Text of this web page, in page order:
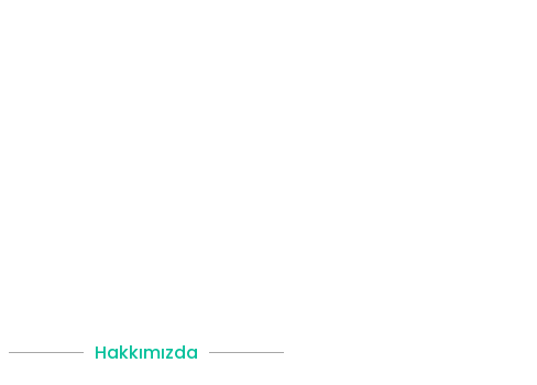
Hakkımızda